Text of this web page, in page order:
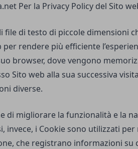
Per la Privacy Policy del Sito
file di testo di piccole dimensioni
rendere più efficiente
browser, dove vengono
Sito web alla sua successiva
diverse.
di migliorare la funzionalità e la
invece, i Cookie sono utilizzati
che registrano informazioni su